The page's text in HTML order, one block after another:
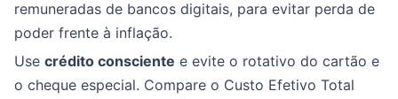
remuneradas de bancos digitais, para evitar perda de
poder frente à inflação.
Use crédito consciente e evite o rotativo do cartão e
o cheque especial. Compare o Custo Efetivo Total